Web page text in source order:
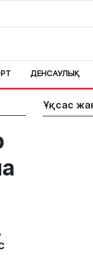
ДЕНСАУЛЫҚ
Ұқсас